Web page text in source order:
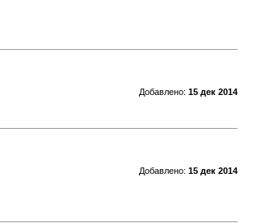
Добавлено: 15 дек 2014
Добавлено: 15 дек 2014